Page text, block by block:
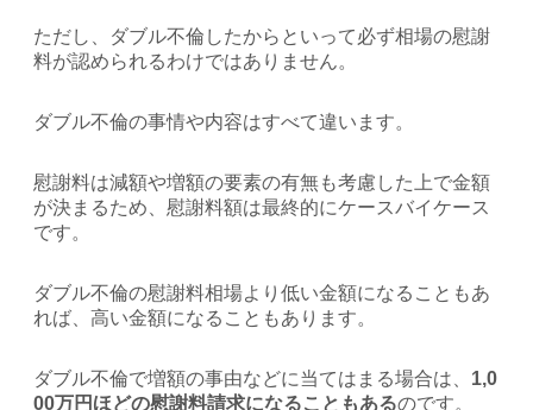
ただし、ダブル不倫したからといって必ず相場の慰謝
料が認められるわけではありません。
ダブル不倫の事情や内容はすべて違います。
慰謝料は減額や増額の要素の有無も考慮した上で金額
が決まるため、慰謝料額は最終的にケースバイケース
です。
ダブル不倫の慰謝料相場より低い金額になることもあ
れば、高い金額になることもあります。
ダブル不倫で増額の事由などに当てはまる場合は、 1,0
00万円ほどの慰謝料請求になることもあるのです。